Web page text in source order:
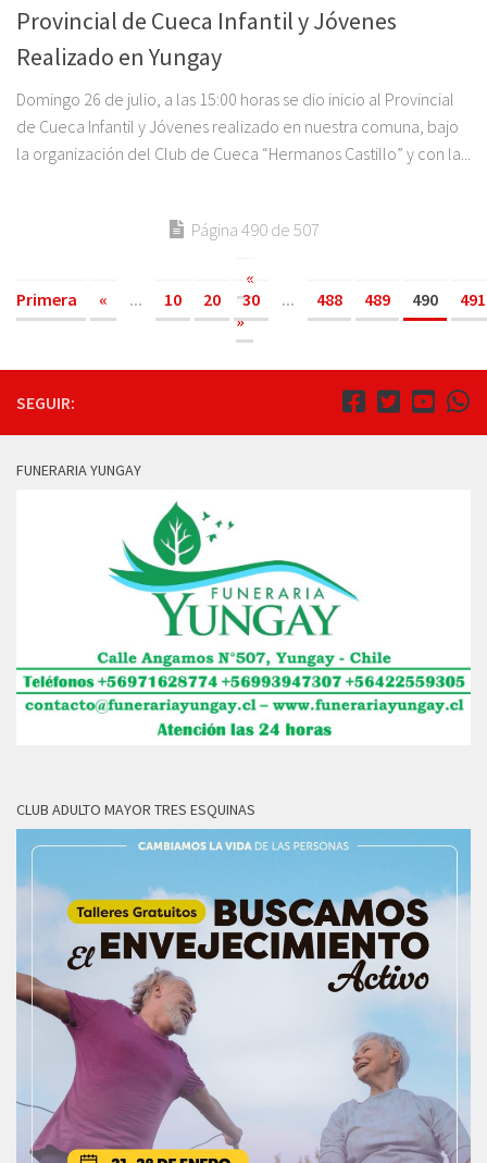
Provincial de Cueca Infantil y Jóvenes
Realizado en Yungay
Domingo 26 de julio, a las 15:00 horas se dio inicio al Provincial
de Cueca Infantil y Jóvenes realizado en nuestra comuna, bajo
la organización del Club de Cueca “Hermanos Castillo” y con la...
Página 490 de 507
«
Primera
« ... 10 20 30 ... 488 489 490
491
»
SEGUIR:
FUNERARIA YUNGAY
CLUB ADULTO MAYOR TRES ESQUINAS